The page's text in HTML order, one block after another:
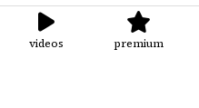
videos premium